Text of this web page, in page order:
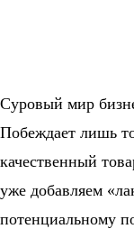
Суровый мир
Побеждает лишь
качественный
уже добавляем
потенциальному